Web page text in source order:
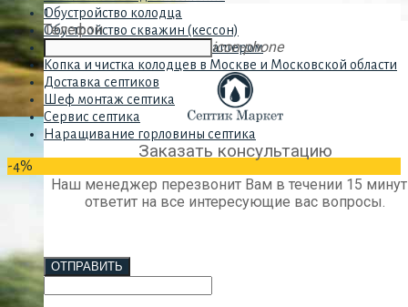
1
Телефон
icon-phone
Заказать консультацию
Наш менеджер перезвонит Вам в течении 15
ответит на все интересующие вас вопросы.
ОТПРАВИТЬ
Обустройство колодца
Обустройство скважин (кессон)
Обустройство скважин с адаптером
Копка и чистка колодцев в Москве и Московской области
Доставка септиков
Шеф монтаж септика
Сервис септика
Наращивание горловины септика
-4%